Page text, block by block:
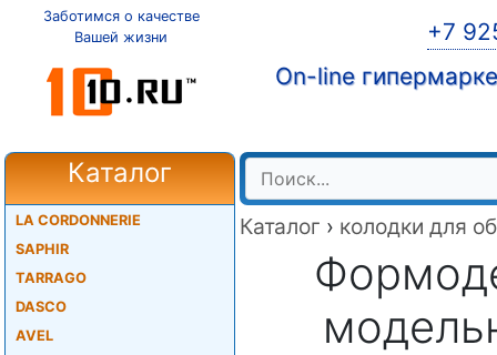
Заботимся о качестве
Вашей жизни
+7
On-line
Каталог
LA CORDONNERIE
SAPHIR
TARRAGO
DASCO
AVEL
Каталог › колодки для